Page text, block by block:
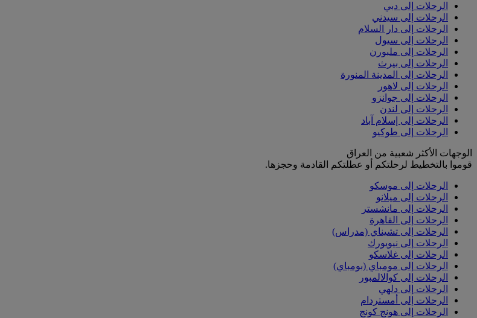
الرحلات إلى دبي
الرحلات إلى سيدني
الرحلات إلى دار السلام
الرحلات إلى سيول
الرحلات إلى ملبورن
الرحلات إلى بيرث
الرحلات إلى المدينة المنورة
الرحلات إلى لاهور
الرحلات إلى جوانزو
الرحلات إلى لندن
الرحلات إلى إسلام آباد
الرحلات إلى طوكيو
الوجهات الأكثر شعبية من العراق
قوموا بالتخطيط لرحلتكم أو عطلتكم القادمة وحجزها.
الرحلات إلى موسكو
الرحلات إلى ميلانو
الرحلات إلى مانشستر
الرحلات إلى القاهرة
الرحلات إلى تشيناي (مدراس)
الرحلات إلى نيويورك
الرحلات إلى غلاسكو
الرحلات إلى مومباي (بومباي)
الرحلات إلى كوالالمبور
الرحلات إلى دلهي
الرحلات إلى أمستردام
الرحلات إلى هونج كونج